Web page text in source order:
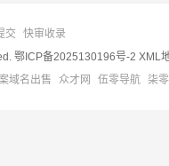
交
快审收录
鄂ICP备2025130196号-2 XML
域名出售 众才网 伍零导航 柒